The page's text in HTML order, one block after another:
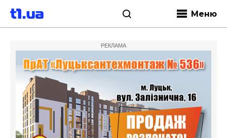
Меню
РЕКЛАМА